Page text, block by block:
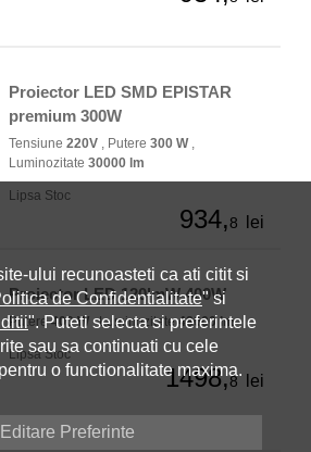
Proiector LED SMD EPISTAR
premium 300W
Tensiune 220V , Putere 300 W,
Luminozitate 30000 lm
Lipsa Stoc
934,8 lei
Proiector LED 120lmW 400W
Putere400 W , Luminozitate48000 lm
Lipsa Stoc
1498,8 lei
ului recunoasteti ca ati citit si
de Confidentialitate" si
". Puteti selecta si preferintele
sau sa continuati cu cele
o functionalitate maxima.
Editare Preferinte